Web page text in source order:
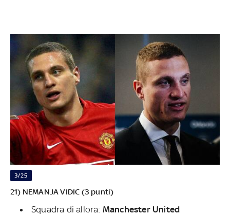
3/25
21) NEMANJA VIDIC (3 punti)
Squadra di allora: Manchester United